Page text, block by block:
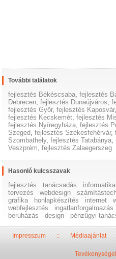
További találatok
fejlesztés Békéscsaba,fejlesztés
Debrecen,fejlesztés Dunaújváros,
fejlesztés Győr,fejlesztés Kaposvár
fejlesztés Kecskemét,fejlesztés
fejlesztés Nyíregyháza,fejlesztés
Szeged,fejlesztés Székesfehérvár,
Szombathely,fejlesztés Tatabánya,
Veszprém,fejlesztés Zalaegerszeg
Hasonló kulcsszavak
fejlesztés tanácsadás informatika
tervezés
webdesign
grafika
honlapkészítés internet
webfejlesztés
ingatlanforgalmazás
beruházás
design pénzügyi
Impresszum::Médiaajánlat